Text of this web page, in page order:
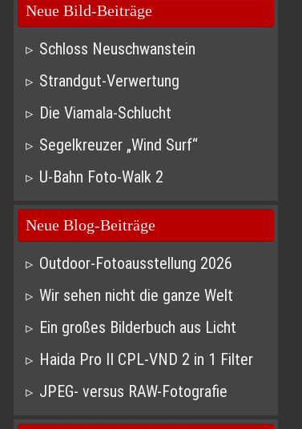
Neue Bild-Beiträge
Schloss Neuschwanstein
Strandgut-Verwertung
Die Viamala-Schlucht
Segelkreuzer „Wind Surf“
U-Bahn Foto-Walk 2
Neue Blog-Beiträge
Outdoor-Fotoausstellung 2026
Wir sehen nicht die ganze Welt
Ein großes Bilderbuch aus Licht
Haida Pro II CPL-VND 2 in 1 Filter
JPEG- versus RAW-Fotografie